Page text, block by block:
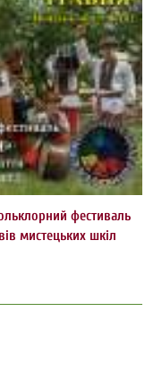
фестиваль
мистецьких шкіл